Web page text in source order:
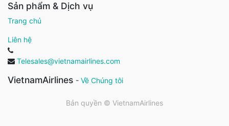
Sản phẩm & Dịch vụ
Trang chủ
Liên hệ
Telesales@vietnamairlines.com
VietnamAirlines - Về Chúng tôi
Bản quyền © VietnamAirlines